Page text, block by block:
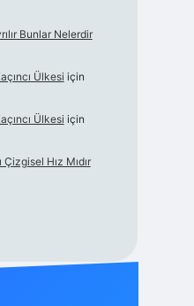
Bunlar Nelerdir
Ülkesi için
Ülkesi için
Hız Mıdır